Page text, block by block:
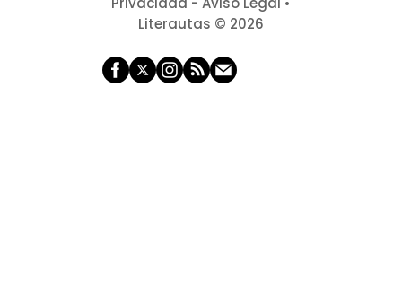
Literautas © 2026